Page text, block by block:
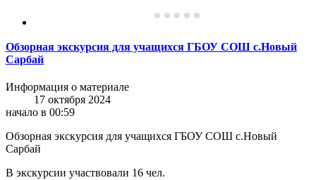
Обзорная экскурсия для учащихся ГБОУ СОШ с.Новый
Сарбай
Информация о материале
17 октября 2024
начало в 00:59
Обзорная экскурсия для учащихся ГБОУ СОШ с.Новый
Сарбай
В экскурсии участвовали 16 чел.